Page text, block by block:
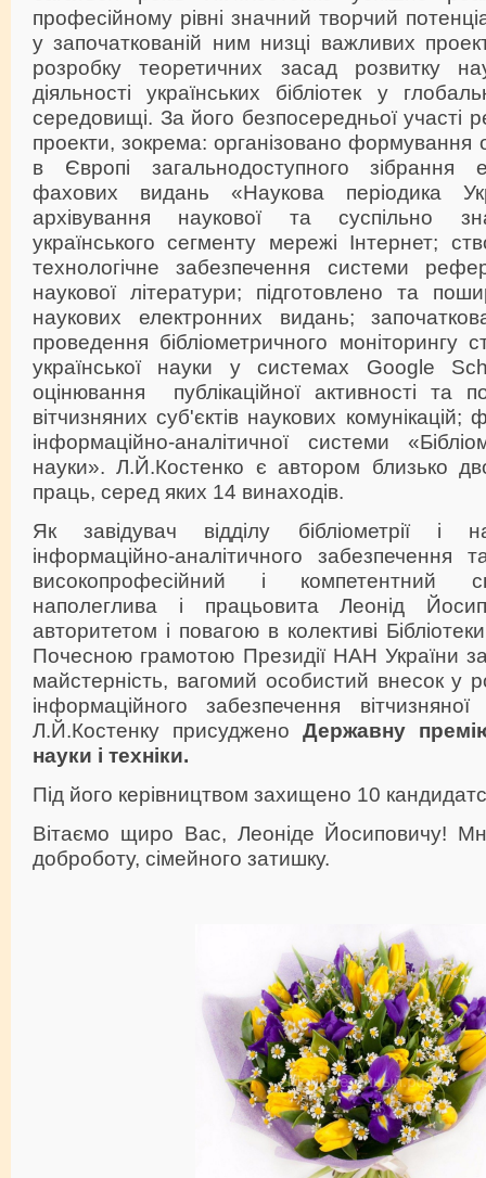
професійному рівні значний творчий
у започаткованій ним низці важливих
розробку теоретичних засад розвитку
діяльності українських бібліотек у
середовищі. За його безпосередньої участі
проекти, зокрема: організовано формування
в Європі загальнодоступного зібрання
фахових видань «Наукова періодика
архівування наукової та суспільно
українського сегменту мережі Інтернет;
технологічне забезпечення системи
наукової літератури; підготовлено та
наукових електронних видань;
проведення бібліометричного моніторингу
української науки у системах Google
оцінювання публікаційної активності та
вітчизняних суб'єктів наукових
інформаційно-аналітичної системи
науки». Л.Й.Костенко є автором близько
праць, серед яких 14 винаходів.
Як завідувач відділу бібліометрії і
інформаційно-аналітичного забезпечення
високопрофесійний і компетентний
наполеглива і працьовита Леонід
авторитетом і повагою в колективі
Почесною грамотою Президії НАН України
майстерність, вагомий особистий внесок у
інформаційного забезпечення
Л.Й.Костенку присуджено Державнупремі
науки і техніки.
Під його керівництвом захищено 10
Вітаємо щиро Вас, Леоніде Йосиповичу!
доброботу, сімейного затишку.